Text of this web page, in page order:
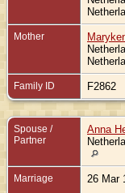
Mother
Family ID F2862
Spouse /
Partner
Anna
Marriage 26 Mar